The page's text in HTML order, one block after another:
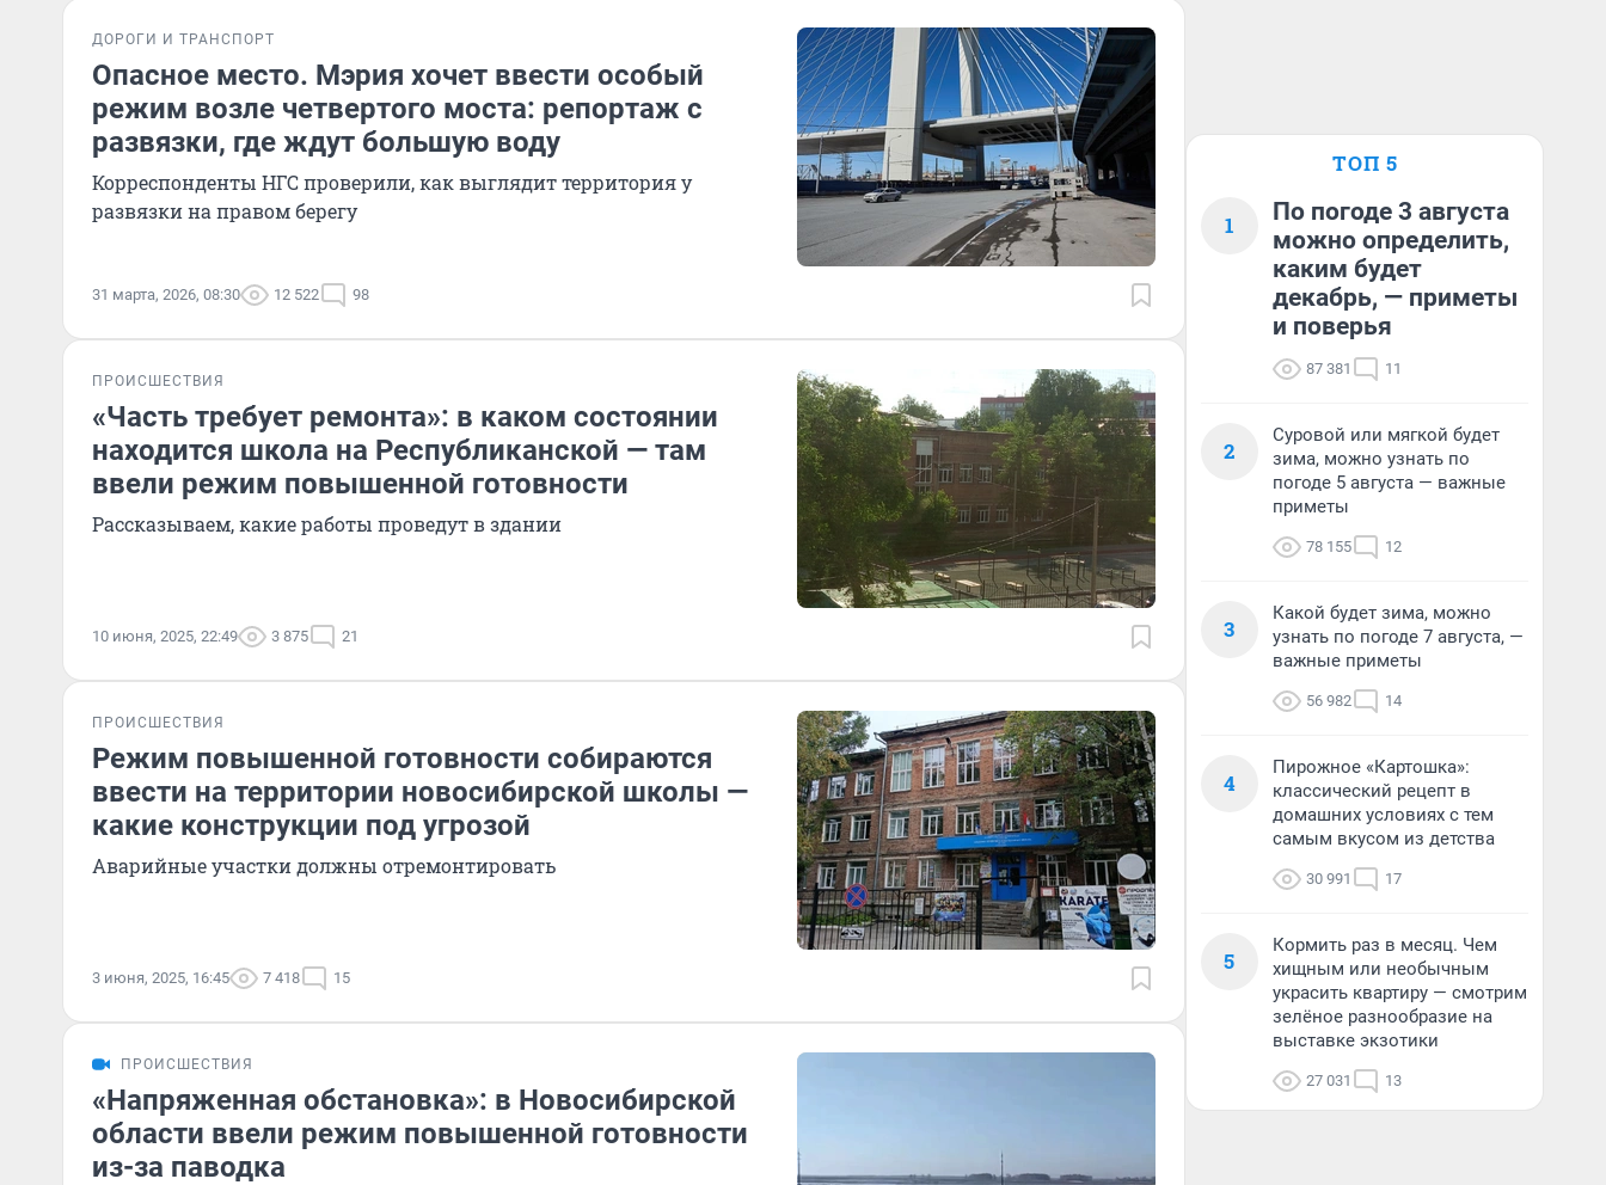
ДОРОГИ И ТРАНСПОРТ
Опасное место. Мэрия хочет ввести особый
режим возле четвертого моста: репортаж с
развязки, где ждут большую воду
Корреспонденты НГС проверили, как выглядит территория у
развязки на правом берегу
31 марта, 2026, 08:30 12 522 98
ПРОИСШЕСТВИЯ
«Часть требует ремонта»: в каком состоянии
находится школа на Республиканской — там
ввели режим повышенной готовности
Рассказываем, какие работы проведут в здании
10 июня, 2025, 22:49 3 875 21
ПРОИСШЕСТВИЯ
Режим повышенной готовности собираются
ввести на территории новосибирской школы —
какие конструкции под угрозой
Аварийные участки должны отремонтировать
3 июня, 2025, 16:45 7 418 15
ПРОИСШЕСТВИЯ
«Напряженная обстановка»: в Новосибирской
области ввели режим повышенной готовности
из-за паводка
ТОП 5
1
По погоде 3 августа
можно определить,
каким будет
декабрь, — приметы
и поверья
87 381 11
2
Суровой или мягкой будет
зима, можно узнать по
погоде 5 августа — важные
приметы
78 155 12
3
Какой будет зима, можно
узнать по погоде 7 августа, —
важные приметы
56 982 14
4
Пирожное «Картошка»:
классический рецепт в
домашних условиях с тем
самым вкусом из детства
30 991 17
5
Кормить раз в месяц. Чем
хищным или необычным
украсить квартиру — смотрим
зелёное разнообразие на
выставке экзотики
27 031 13